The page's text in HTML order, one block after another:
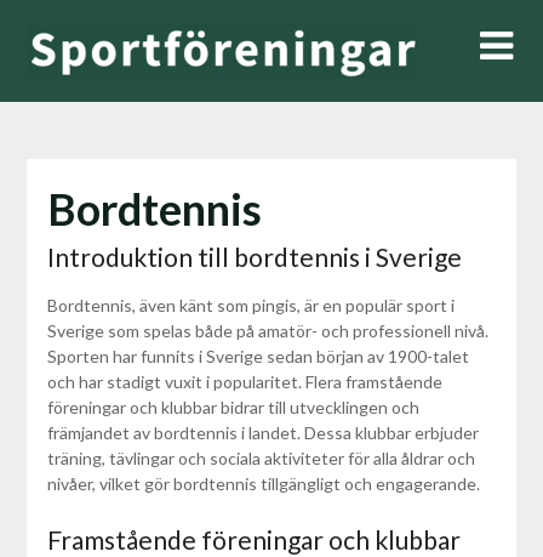
Bordtennis
Introduktion till bordtennis i Sverige
Bordtennis, även känt som pingis, är en populär sport i
Sverige som spelas både på amatör- och professionell nivå.
Sporten har funnits i Sverige sedan början av 1900-talet
och har stadigt vuxit i popularitet. Flera framstående
föreningar och klubbar bidrar till utvecklingen och
främjandet av bordtennis i landet. Dessa klubbar erbjuder
träning, tävlingar och sociala aktiviteter för alla åldrar och
nivåer, vilket gör bordtennis tillgängligt och engagerande.
Framstående föreningar och klubbar